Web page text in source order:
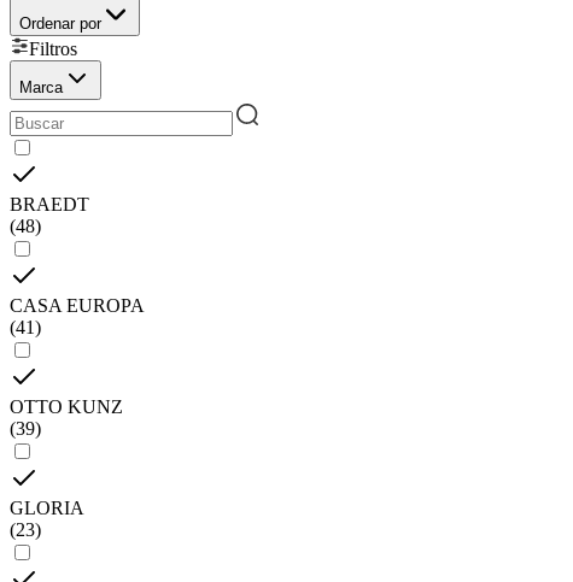
Ordenar por
Filtros
Marca
BRAEDT
(48)
CASA EUROPA
(41)
OTTO KUNZ
(39)
GLORIA
(23)